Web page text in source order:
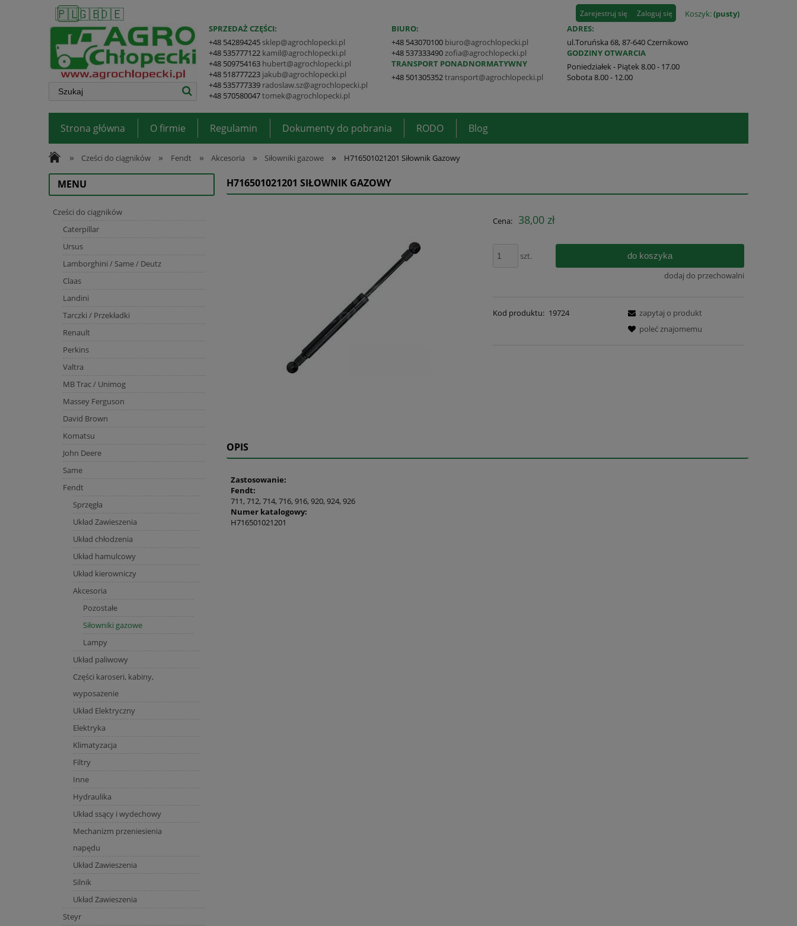
🇵🇱🇬🇧🇩🇪 Koszyk:(pusty)
Zarejestruj się Zaloguj się
SPRZEDAŻ CZĘŚCI:
+48 542894245 sklep@agrochlopecki.pl
+48 535777122 kamil@agrochlopecki.pl
+48 509754163 hubert@agrochlopecki.pl
+48 518777223 jakub@agrochlopecki.pl
+48 535777339 radoslaw.sz@agrochlopecki.pl
+48 570580047tomek@agrochlopecki.pl
BIURO:
+48 543070100 biuro@agrochlopecki.pl
+48 537333490 zofia@agrochlopecki.pl
TRANSPORT PONADNORMATYWNY
+48 501305352transport@agrochlopecki.pl
ADRES:
ul.Toruńska 68, 87-640 Czernikowo
GODZINY OTWARCIA
Poniedziałek - Piątek 8.00 - 17.00
Sobota 8.00 - 12.00
Strona główna O firmie Regulamin Dokumenty do pobrania RODO Blog
» Cześci do ciągników » Fendt » Akcesoria » Siłowniki gazowe » H716501021201 Siłownik Gazowy
MENU
Cześci do ciągników
Caterpillar
Ursus
Lamborghini / Same / Deutz
Claas
Landini
Tarczki / Przekładki
Renault
Perkins
Valtra
MB Trac / Unimog
Massey Ferguson
David Brown
Komatsu
John Deere
Same
Fendt
Sprzęgła
Układ Zawieszenia
Układ chłodzenia
Układ hamulcowy
Układ kierowniczy
Akcesoria
Pozostałe
Siłowniki gazowe
Lampy
Układ paliwowy
Części karoseri, kabiny,
wyposażenie
Układ Elektryczny
Elektryka
Klimatyzacja
Filtry
Inne
Hydraulika
Układ ssący i wydechowy
Mechanizm przeniesienia
napędu
Układ Zawieszenia
Silnik
Układ Zawieszenia
Steyr
H716501021201 SIŁOWNIK GAZOWY
Cena: 38,00 zł
szt. do koszyka
dodaj do przechowalni
Kod produktu: 19724
zapytaj o produkt
poleć znajomemu
OPIS
Zastosowanie:
Fendt:
711, 712, 714, 716, 916, 920, 924, 926
Numer katalogowy:
H716501021201